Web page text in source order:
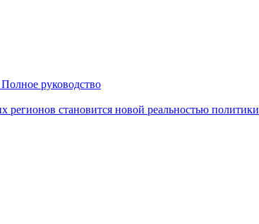
руководство
регионов становится новой реальностью политики